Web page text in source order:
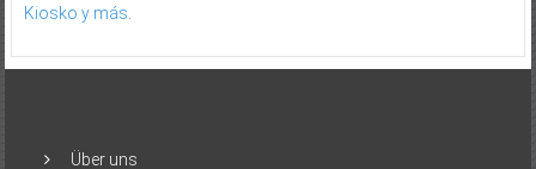
Kiosko y más
Über uns